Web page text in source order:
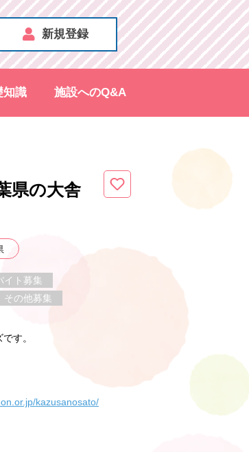
新規登録
知識 施設へのQ&A
県の大舎
イト募集
その他募集
す。
kazusanosato/